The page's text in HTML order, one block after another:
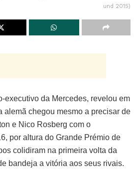
und 2015)
executivo da Mercedes, revelou em
alemã chegou mesmo a precisar de
e Nico Rosberg com o
por altura do Grande Prémio de
colidiram na primeira volta da
bandeja a vitória aos seus rivais.